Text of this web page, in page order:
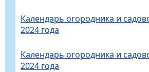
Календарь огородника и
2024 года
Календарь огородника и
2024 года